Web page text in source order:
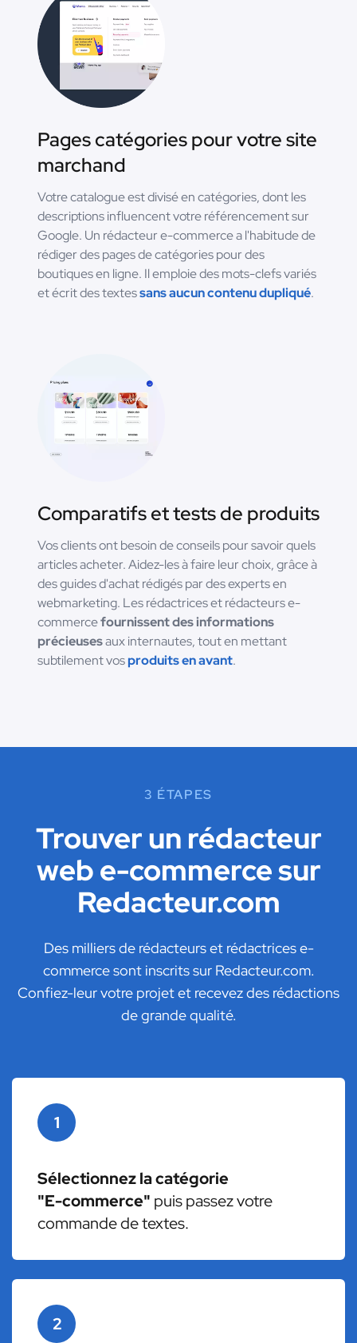
Pages catégories pour votre site
marchand
Votre catalogue est divisé en catégories, dont les
descriptions influencent votre référencement sur
Google. Un rédacteur e-commerce a l'habitude de
rédiger des pages de catégories pour des
boutiques en ligne. Il emploie des mots-clefs variés
et écrit des textessans aucun contenu dupliqué.
Comparatifs et tests de produits
Vos clients ont besoin de conseils pour savoir quels
articles acheter. Aidez-les à faire leur choix, grâce à
des guides d'achat rédigés par des experts en
webmarketing. Les rédactrices et rédacteurs e-
commercefournissent des informations
précieusesaux internautes, tout en mettant
subtilement vosproduits en avant.
3 ÉTAPES
Trouver un rédacteur
web e-commerce sur
Redacteur.com
Des milliers de rédacteurs et rédactrices e-
commerce sont inscrits sur Redacteur.com.
Confiez-leur votre projet et recevez des rédactions
de grande qualité.
1
Sélectionnez la catégorie
"E-commerce" puis passez votre
commande de textes.
2